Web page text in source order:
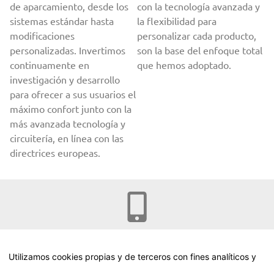
de aparcamiento, desde los
sistemas estándar hasta
modificaciones
personalizadas. Invertimos
continuamente en
investigación y desarrollo
para ofrecer a sus usuarios el
máximo confort junto con la
más avanzada tecnología y
circuitería, en línea con las
directrices europeas.
con la tecnología avanzada y
la flexibilidad para
personalizar cada producto,
son la base del enfoque total
que hemos adoptado.
Utilizamos cookies propias y de terceros con fines analíticos y